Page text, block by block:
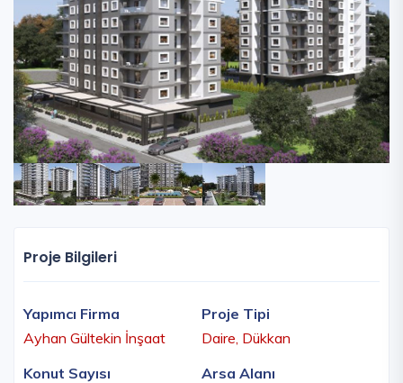
Proje Bilgileri
Yapımcı Firma
Ayhan Gültekin İnşaat
Proje Tipi
Daire, Dükkan
Konut Sayısı
Arsa Alanı